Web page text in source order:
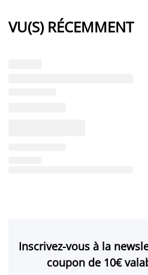
VU(S) RÉCEMMENT
Inscrivez-vous à la
coupon de 10€